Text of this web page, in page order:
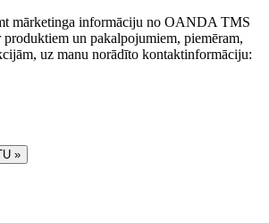
mārketinga informāciju no OANDA TMS
un pakalpojumiem, piemēram,
uz manu norādīto kontaktinformāciju:
»